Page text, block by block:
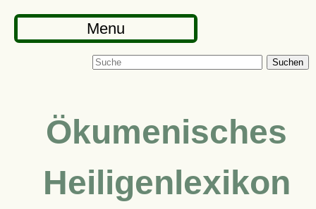
Menu
Suchen
Ökumenisches
Heiligenlexikon